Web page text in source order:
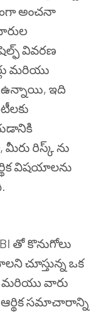
అంచనా
వివరణ
మరియు
ఉన్నాయి, ఇది
, మీరు రిస్క్‌ ను
విషయాలను
తో కొనుగోలు
చూస్తున్న ఒక
మరియు వారు
ఆర్థిక సమాచారాన్ని